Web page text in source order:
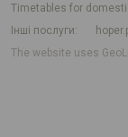
Timetables for
Інші послуги
The website uses